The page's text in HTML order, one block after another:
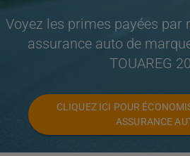
Voyez les primes payées par
assurance auto de
TOUAREG
CLIQUEZ ICI POUR
ASSURANCE